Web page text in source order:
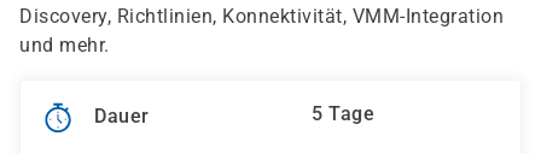
Discovery, Richtlinien, Konnektivität, VMM-Integration
und mehr.
Dauer 5 Tage